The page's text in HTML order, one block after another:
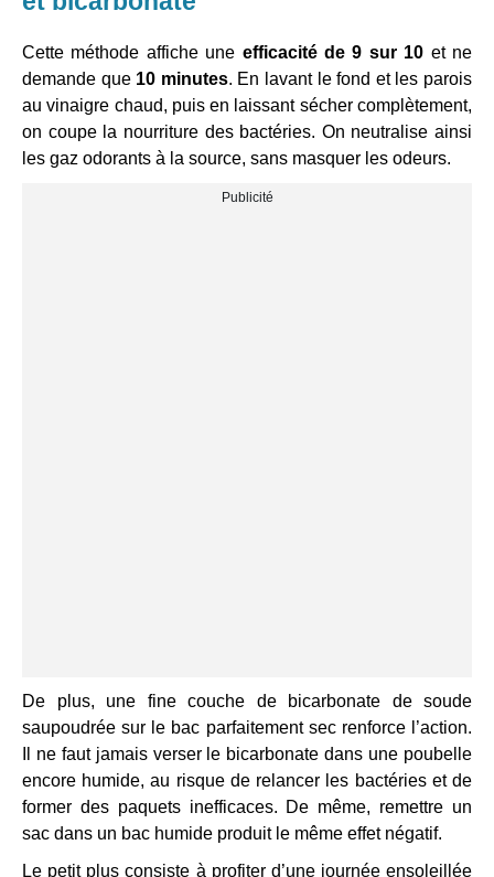
Cette méthode affiche une efficacité de 9 sur 10 et ne
demande que 10 minutes. En lavant le fond et les parois
au vinaigre chaud, puis en laissant sécher complètement,
on coupe la nourriture des bactéries. On neutralise ainsi
les gaz odorants à la source, sans masquer les odeurs.
De plus, une fine couche de bicarbonate de soude
saupoudrée sur le bac parfaitement sec renforce l’action.
Il ne faut jamais verser le bicarbonate dans une poubelle
encore humide, au risque de relancer les bactéries et de
former des paquets inefficaces. De même, remettre un
sac dans un bac humide produit le même effet négatif.
Le petit plus consiste à profiter d’une journée ensoleillée